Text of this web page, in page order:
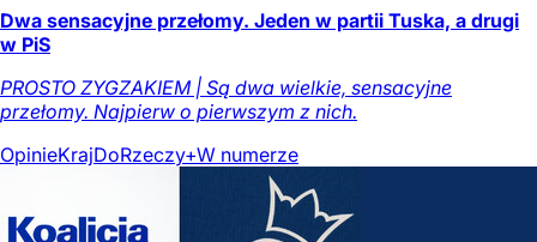
Dwa sensacyjne przełomy. Jeden w partii Tuska, a drugi
w PiS
PROSTO ZYGZAKIEM | Są dwa wielkie, sensacyjne
przełomy. Najpierw o pierwszym z nich.
OpinieKrajDoRzeczy+W numerze